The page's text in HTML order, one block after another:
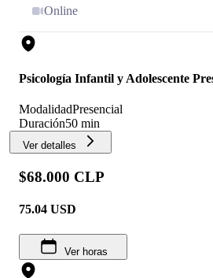
Online
Psicología Infantil y Adolescente
ModalidadPresencial
Duración50 min
Ver detalles
$68.000 CLP
75.04 USD
Ver horas